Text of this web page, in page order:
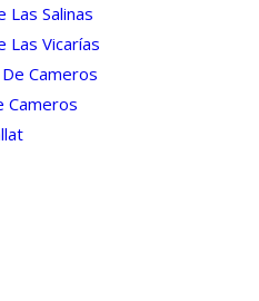
Las Salinas
Las Vicarías
Cameros
Cameros